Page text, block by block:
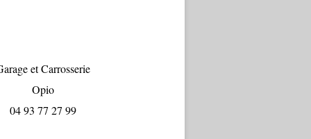
et Carrosserie
Opio
04 93 77 27 99